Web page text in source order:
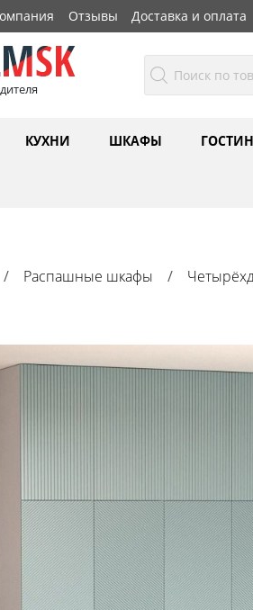
Отзывы Доставка и оплата
КУХНИ ШКАФЫ
Распашные шкафы